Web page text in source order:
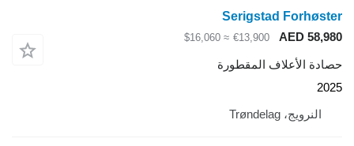
Serigstad Forhøster
AED 58,980
€13,900
≈ $16,060
حصادة الأعلاف المقطورة
2025
النرويج، Trøndelag